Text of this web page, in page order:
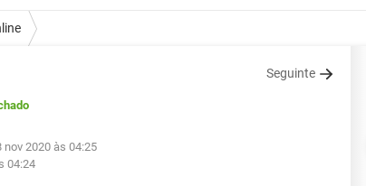
Seguinte
nov 2020 às 04:25
04:24